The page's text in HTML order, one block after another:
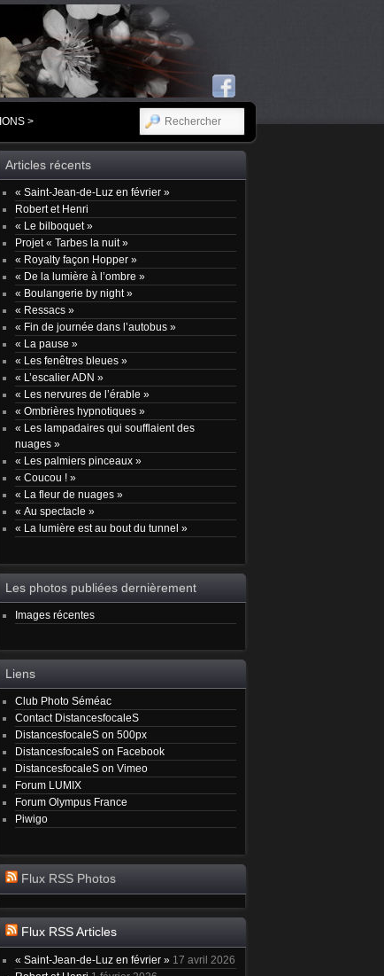
> RECHERCHER
Articles récents
« Saint-Jean-de-Luz en février »
Robert et Henri
« Le bilboquet »
Projet « Tarbes la nuit »
« Royalty façon Hopper »
« De la lumière à l’ombre »
« Boulangerie by night »
« Ressacs »
« Fin de journée dans l’autobus »
« La pause »
« Les fenêtres bleues »
« L’escalier ADN »
« Les nervures de l’érable »
« Ombrières hypnotiques »
« Les lampadaires qui soufflaient des
nuages »
« Les palmiers pinceaux »
« Coucou ! »
« La fleur de nuages »
« Au spectacle »
« La lumière est au bout du tunnel »
Les photos publiées dernièrement
Images récentes
Liens
Club Photo Séméac
Contact DistancesfocaleS
DistancesfocaleS on 500px
DistancesfocaleS on Facebook
DistancesfocaleS on Vimeo
Forum LUMIX
Forum Olympus France
Piwigo
Flux RSS Photos
Flux RSS Articles
« Saint-Jean-de-Luz en février » 17 avril 2026